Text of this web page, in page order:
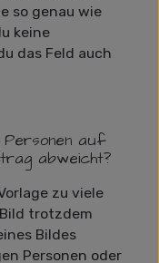
so genau wie
keine
das Feld auch
Personen auf
abweicht?
zu viele
trotzdem
Bildes
Personen oder